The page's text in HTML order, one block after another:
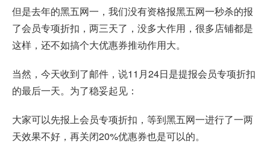
但是去年的黑五网一，我们没有资格报黑五网一秒杀的报
了会员专项折扣，两三天了，没多大作用，很多店铺都是
这样，还不如搞个大优惠券推动作用大。
当然，今天收到了邮件，说11月24日是提报会员专项折扣
的最后一天。为了稳妥起见：
大家可以先报上会员专项折扣，等到黑五网一进行了一两
天效果不好，再关闭20%优惠券也是可以的。